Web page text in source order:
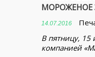
МОРОЖЕНОЕ
14.07.2016
В пятницу, 15
компанией